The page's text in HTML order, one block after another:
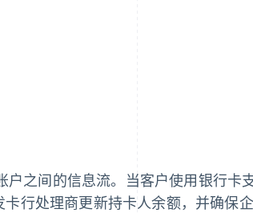
户之间的信息流。当客户使用银行卡
行处理商更新持卡人余额，并确保